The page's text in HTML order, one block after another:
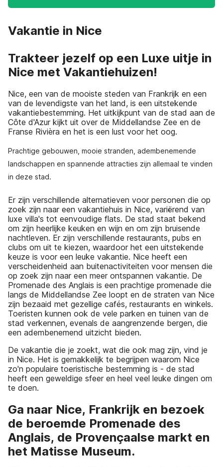
Vakantie in Nice
Trakteer jezelf op een Luxe uitje in
Nice met Vakantiehuizen!
Nice, een van de mooiste steden van Frankrijk en een
van de levendigste van het land, is een uitstekende
vakantiebestemming. Het uitkijkpunt van de stad aan de
Côte d'Azur kijkt uit over de Middellandse Zee en de
Franse Rivièra en het is een lust voor het oog.
Prachtige gebouwen, mooie stranden, adembenemende
landschappen en spannende attracties zijn allemaal te vinden
in deze stad.
Er zijn verschillende alternatieven voor personen die op
zoek zijn naar een vakantiehuis in Nice, variërend van
luxe villa's tot eenvoudige flats. De stad staat bekend
om zijn heerlijke keuken en wijn en om zijn bruisende
nachtleven. Er zijn verschillende restaurants, pubs en
clubs om uit te kiezen, waardoor het een uitstekende
keuze is voor een leuke vakantie. Nice heeft een
verscheidenheid aan buitenactiviteiten voor mensen die
op zoek zijn naar een meer ontspannen vakantie. De
Promenade des Anglais is een prachtige promenade die
langs de Middellandse Zee loopt en de straten van Nice
zijn bezaaid met gezellige cafés, restaurants en winkels.
Toeristen kunnen ook de vele parken en tuinen van de
stad verkennen, evenals de aangrenzende bergen, die
een adembenemend uitzicht bieden.
De vakantie die je zoekt, wat die ook mag zijn, vind je
in Nice. Het is gemakkelijk te begrijpen waarom Nice
zo'n populaire toeristische bestemming is - de stad
heeft een geweldige sfeer en heel veel leuke dingen om
te doen.
Ga naar Nice, Frankrijk en bezoek
de beroemde Promenade des
Anglais, de Provençaalse markt en
het Matisse Museum.